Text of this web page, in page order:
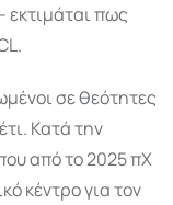
εκτιμάται πως
σε θεότητες
Κατά την
από το 2025 πΧ
κέντρο για τον